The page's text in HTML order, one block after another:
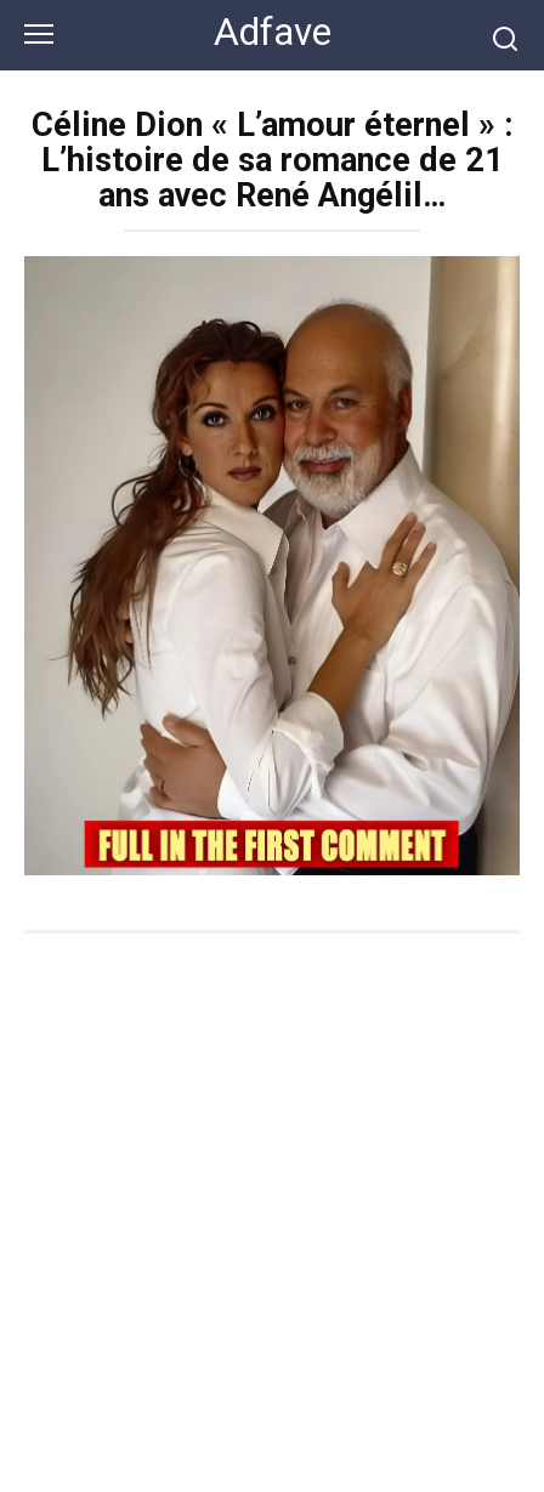
контенту
Adfave
Céline Dion « L’amour éternel » :
L’histoire de sa romance de 21
ans avec René Angélil…